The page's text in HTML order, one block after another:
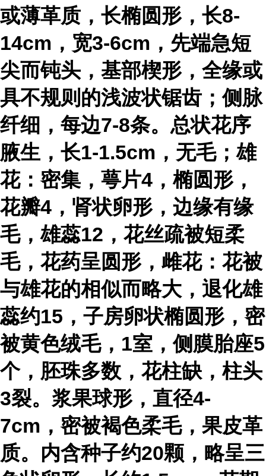
或薄革质，长椭圆形，长8-
14cm，宽3-6cm，先端急短
尖而钝头，基部楔形，全缘或
具不规则的浅波状锯齿；侧脉
纤细，每边7-8条。总状花序
腋生，长1-1.5cm，无毛；雄
花：密集，萼片4，椭圆形，
花瓣4，肾状卵形，边缘有缘
毛，雄蕊12，花丝疏被短柔
毛，花药呈圆形，雌花：花被
与雄花的相似而略大，退化雄
蕊约15，子房卵状椭圆形，密
被黄色绒毛，1室，侧膜胎座5
个，胚珠多数，花柱缺，柱头
3裂。浆果球形，直径4-
7cm，密被褐色柔毛，果皮革
质。内含种子约20颗，略呈三